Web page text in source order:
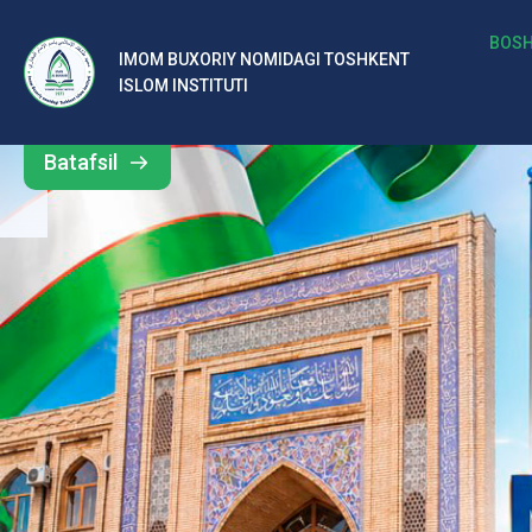
IMOM BUXORIY NOMIDAGI TOSHKENT
ISLOM INSTITUTI
b
al
ar
o‘
rt
a
si
d
Barcha
yangiliklar
Batafsil